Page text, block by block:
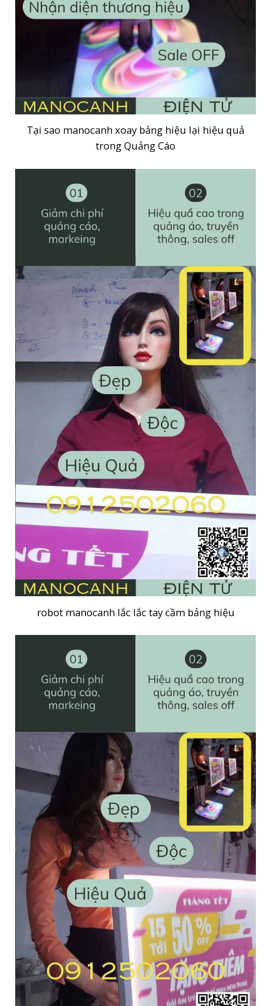
Tại sao manocanh xoay bảng hiệu lại hiệu quả
trong Quảng Cáo
robot manocanh lắc lắc tay cầm bảng hiệu